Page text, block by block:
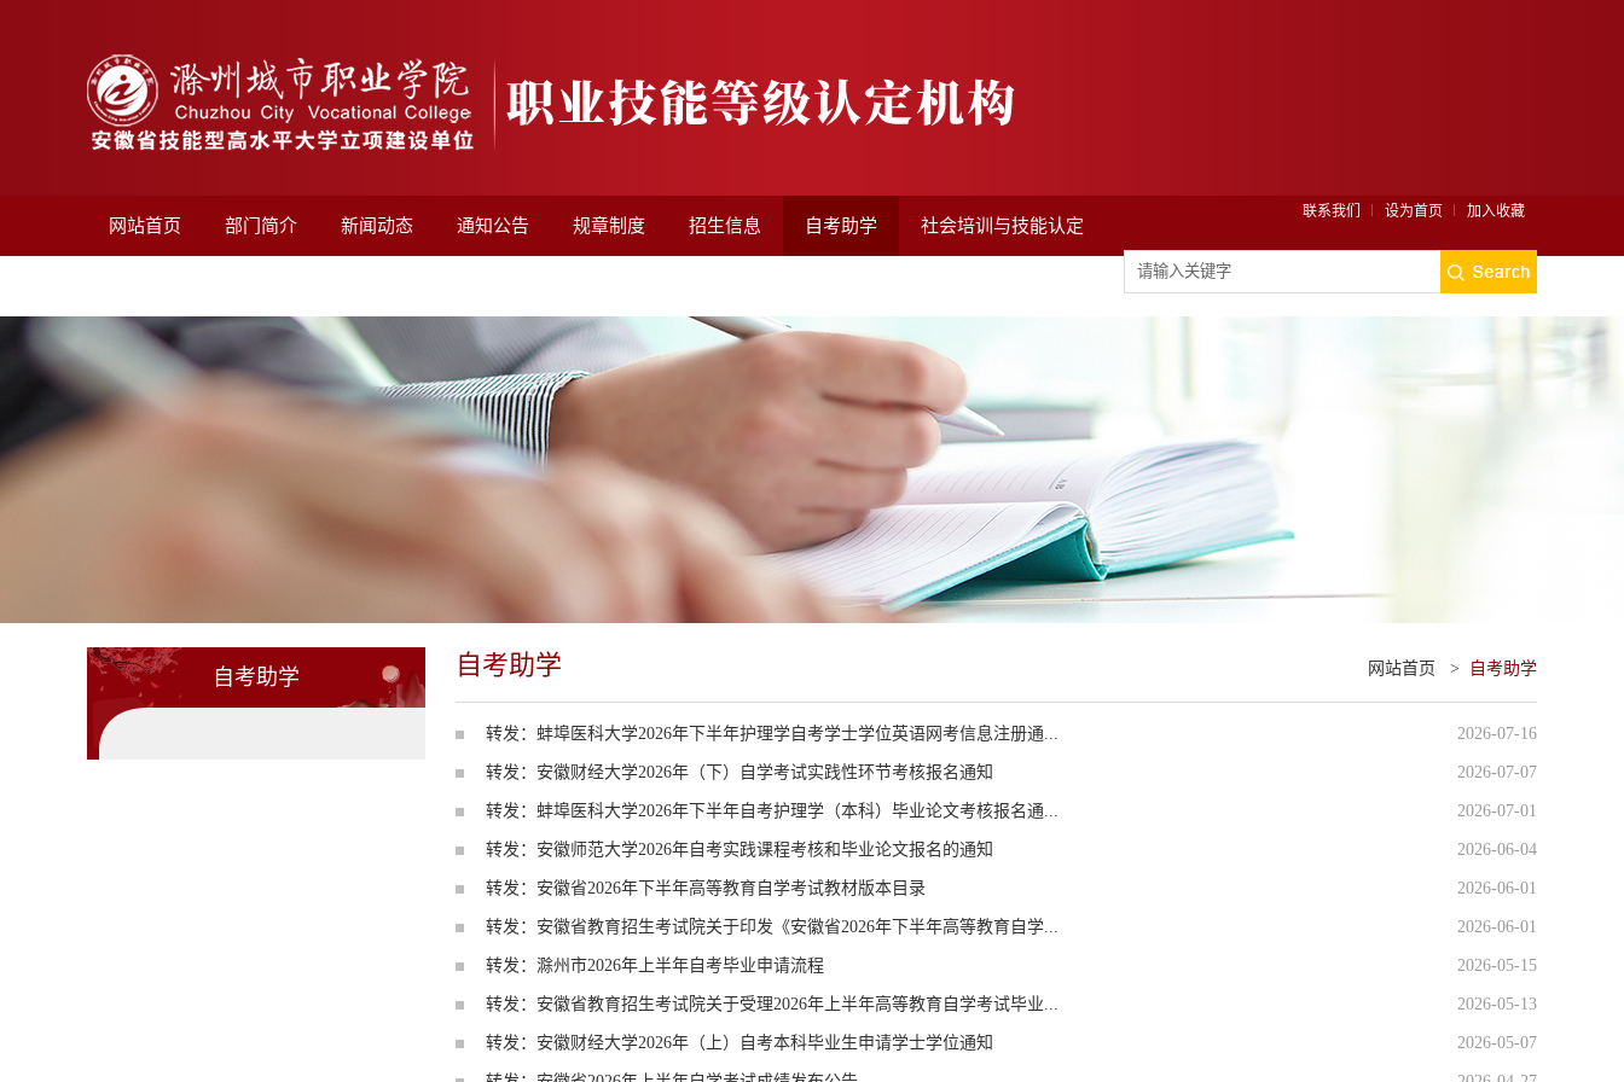
联系我们 设为首页 加入收藏
网站首页 部门简介 新闻动态 通知公告 规章制度 招生信息 自考助学 社会培训与技能认定
自考助学 网站首页 > 自考助学
自考助学
转发：蚌埠医科大学2026年下半年护理学自考学士学位英语网考信息注册通... 2026-07-16
转发：安徽财经大学2026年（下）自学考试实践性环节考核报名通知 2026-07-07
转发：蚌埠医科大学2026年下半年自考护理学（本科）毕业论文考核报名通... 2026-07-01
转发：安徽师范大学2026年自考实践课程考核和毕业论文报名的通知 2026-06-04
转发：安徽省2026年下半年高等教育自学考试教材版本目录 2026-06-01
转发：安徽省教育招生考试院关于印发《安徽省2026年下半年高等教育自学... 2026-06-01
转发：滁州市2026年上半年自考毕业申请流程 2026-05-15
转发：安徽省教育招生考试院关于受理2026年上半年高等教育自学考试毕业... 2026-05-13
转发：安徽财经大学2026年（上）自考本科毕业生申请学士学位通知 2026-05-07